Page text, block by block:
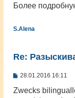
Более
S.Alena
Re:
С
о
28.01.2016 16:11
Zwecks